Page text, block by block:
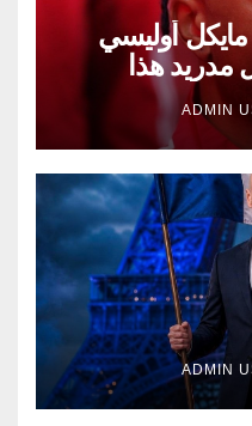
أوليسي
مدريد هذا